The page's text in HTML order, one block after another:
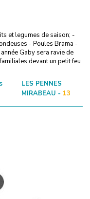
et legumes de saison; -
- Poules Brama -
Gaby sera ravie de
devant un petit feu
LES PENNES
MIRABEAU - 13